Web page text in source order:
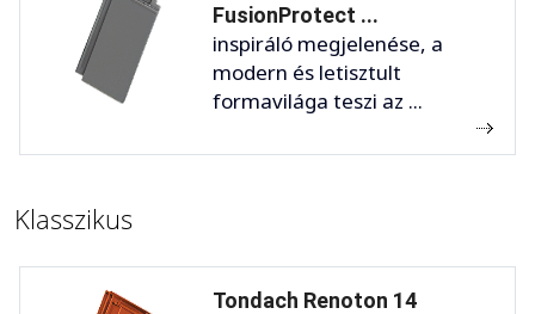
FusionProtect ...
inspiráló megjelenése, a
modern és letisztult
formavilága teszi az ...
Klasszikus
Tondach Renoton 14